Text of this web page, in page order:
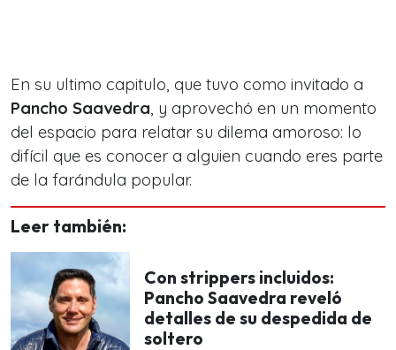
En su ultimo capitulo, que tuvo como invitado a
Pancho Saavedra, y aprovechó en un momento
del espacio para relatar su dilema amoroso: lo
difícil que es conocer a alguien cuando eres parte
de la farándula popular.
Leer también:
Con strippers incluidos:
Pancho Saavedra reveló
detalles de su despedida de
soltero